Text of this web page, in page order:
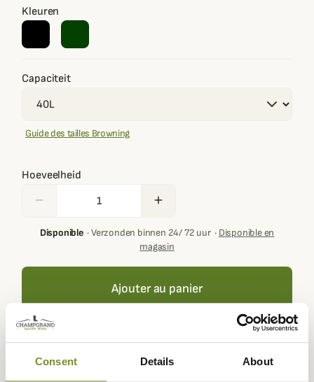
Consent Details About
Kleuren
Capaciteit
Guide des tailles Browning
Hoeveelheid
remove add
Disponible·Verzonden binnen 24/ 72 uur· Disponible en
magasin
Ajouter au panier
order to get loyalty rewards.